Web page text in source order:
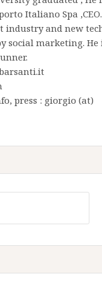
Italiano Spa
industry and new
social marketing. He
press : giorgio (at)